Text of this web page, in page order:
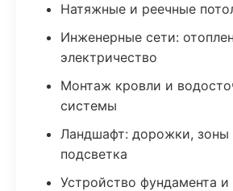
Натяжные и реечные
Инженерные сети:
электричество
Монтаж кровли и
системы
Ландшафт: дорожки, зоны
подсветка
Устройство фундамента